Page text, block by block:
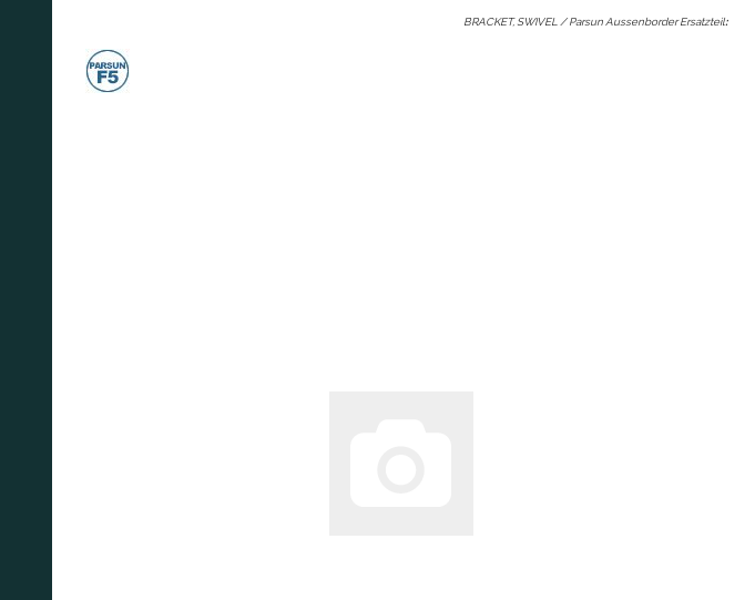
BRACKET, SWIVEL / Parsun Aussenborder Ersatzteil: